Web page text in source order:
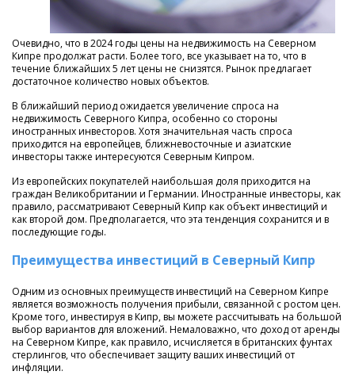
Очевидно, что в 2024 годы цены на недвижимость на Северном
Кипре продолжат расти. Более того, все указывает на то, что в
течение ближайших 5 лет цены не снизятся. Рынок предлагает
достаточное количество новых объектов.
В ближайший период ожидается увеличение спроса на
недвижимость Северного Кипра, особенно со стороны
иностранных инвесторов. Хотя значительная часть спроса
приходится на европейцев, ближневосточные и азиатские
инвесторы также интересуются Северным Кипром.
Из европейских покупателей наибольшая доля приходится на
граждан Великобритании и Германии. Иностранные инвесторы, как
правило, рассматривают Северный Кипр как объект инвестиций и
как второй дом. Предполагается, что эта тенденция сохранится и в
последующие годы.
Преимущества инвестиций в Северный Кипр
Одним из основных преимуществ инвестиций на Северном Кипре
является возможность получения прибыли, связанной с ростом цен.
Кроме того, инвестируя в Кипр, вы можете рассчитывать на большой
выбор вариантов для вложений. Немаловажно, что доход от аренды
на Северном Кипре, как правило, исчисляется в британских фунтах
стерлингов, что обеспечивает защиту ваших инвестиций от
инфляции.